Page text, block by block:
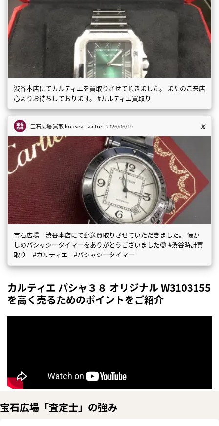
渋谷本店にてカルティエを買取りさせて頂きました。 またのご来店
心よりお待ちしております。 #カルティエ買取り
宝石広場 買取houseki_kaitori 2026/06/19
宝石広場 渋谷本店にて郵送買取りさせていただきました。 懐か
しのパシャシータイマーをありがとうございました😊 #渋谷時計買
取り #カルティエ #パシャシータイマー
カルティエ パシャ３８ オリジナル W3103155
を高く売るためのポイントをご紹介
宝石広場「査定士」の強み